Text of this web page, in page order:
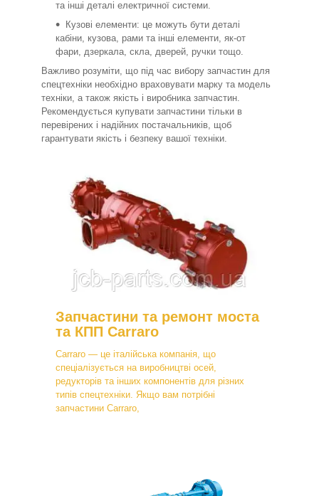
та інші деталі електричної системи.
Кузові елементи: це можуть бути деталі
кабіни, кузова, рами та інші елементи, як-от
фари, дзеркала, скла, дверей, ручки тощо.
Важливо розуміти, що під час вибору запчастин для
спецтехніки необхідно враховувати марку та модель
техніки, а також якість і виробника запчастин.
Рекомендується купувати запчастини тільки в
перевірених і надійних постачальників, щоб
гарантувати якість і безпеку вашої техніки.
Запчастини та ремонт моста
та КПП Carraro
Carraro — це італійська компанія, що
спеціалізується на виробництві осей,
редукторів та інших компонентів для різних
типів спецтехніки. Якщо вам потрібні
запчастини Carraro,